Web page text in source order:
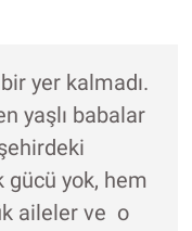
yer kalmadı.
yaşlı babalar
gücü yok, hem
aileler ve o